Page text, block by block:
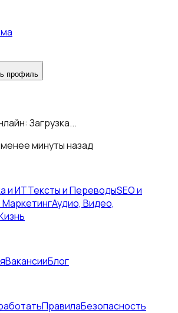
профиль
Загрузка...
менее минуты назад
и ИТТексты и ПереводыSEO и
Аудио, Видео,
ВакансииБлог
ПравилаБезопасность